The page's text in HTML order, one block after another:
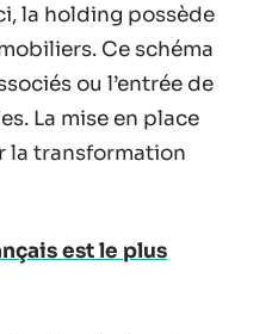
la holding possède
Ce schéma
ou l’entrée de
La mise en place
la transformation
est le plus